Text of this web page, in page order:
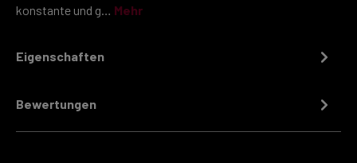
konstante und g… Mehr
Eigenschaften
Bewertungen